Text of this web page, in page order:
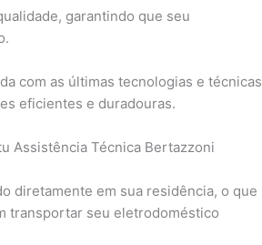
garantindo que seu
com as últimas tecnologias e técnicas
eficientes e duradouras.
Assistência Técnica Bertazzoni
diretamente em sua residência, o que
transportar seu eletrodoméstico